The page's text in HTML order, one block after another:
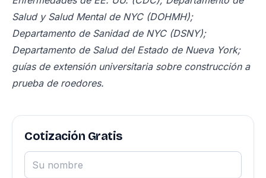
Salud y Salud Mental de NYC (DOHMH);
Departamento de Sanidad de NYC (DSNY);
Departamento de Salud del Estado de Nueva York;
guías de extensión universitaria sobre construcción a
prueba de roedores.
Cotización Gratis